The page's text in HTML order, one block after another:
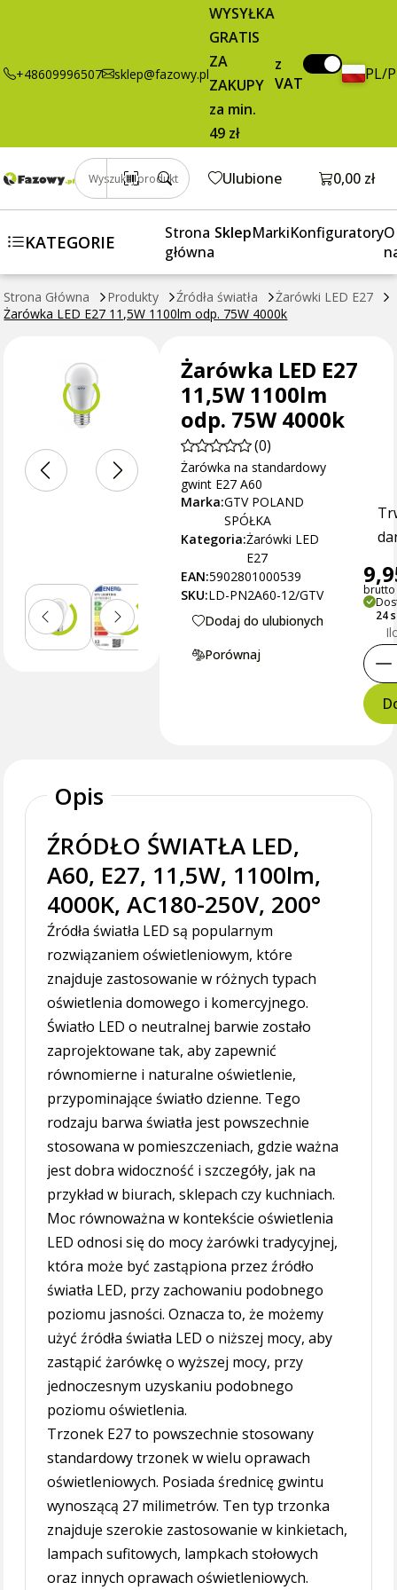
+48609996507 sklep@fazowy.pl
WYSYŁKA
GRATIS
ZA
ZAKUPY
za min.
49 zł
z
VAT
PL/
Wyszukaj produkt Ulubione Otwórz
0,00 zł
KATEGORIE
Strona
główna
SklepMarkiKonfiguratoryO
Strona Główna Produkty Źródła światła
Żarówki LED E27
Żarówka LED E27 11,5W 1100lm odp. 75W 4000k
75W 4000k
brutto / szt. Dodaj do koszyka
Żarówka LED E27
11,5W 1100lm
odp. 75W 4000k
(0)
Żarówka na standardowy
gwint E27 A60
Marka:GTV POLAND
SPÓŁKA
Kategoria:Żarówki LED
E27
EAN:5902801000539
SKU:LD-PN2A60-12/GTV
Dodaj do ulubionych
Porównaj
brutto
24
Opis
ŹRÓDŁO ŚWIATŁA LED,
A60, E27, 11,5W, 1100lm,
4000K, AC180-250V, 200°
Źródła światła LED są popularnym
rozwiązaniem oświetleniowym, które
znajduje zastosowanie w różnych typach
oświetlenia domowego i komercyjnego.
Światło LED o neutralnej barwie zostało
zaprojektowane tak, aby zapewnić
równomierne i naturalne oświetlenie,
przypominające światło dzienne. Tego
rodzaju barwa światła jest powszechnie
stosowana w pomieszczeniach, gdzie ważna
jest dobra widoczność i szczegóły, jak na
przykład w biurach, sklepach czy kuchniach.
Moc równoważna w kontekście oświetlenia
LED odnosi się do mocy żarówki tradycyjnej,
która może być zastąpiona przez źródło
światła LED, przy zachowaniu podobnego
poziomu jasności. Oznacza to, że możemy
użyć źródła światła LED o niższej mocy, aby
zastąpić żarówkę o wyższej mocy, przy
jednoczesnym uzyskaniu podobnego
poziomu oświetlenia.
Trzonek E27 to powszechnie stosowany
standardowy trzonek w wielu oprawach
oświetleniowych. Posiada średnicę gwintu
wynoszącą 27 milimetrów. Ten typ trzonka
znajduje szerokie zastosowanie w kinkietach,
lampach sufitowych, lampkach stołowych
oraz innych oprawach oświetleniowych.